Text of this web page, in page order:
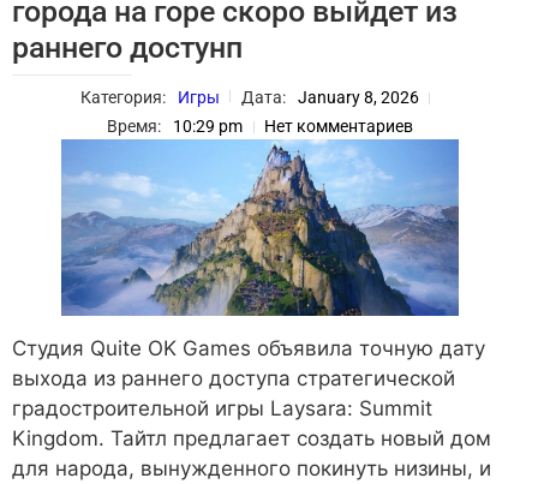
города на горе скоро выйдет из
раннего достунп
Категория: Игры Дата:
January 8, 2026
Время:
10:29 pm Нет комментариев
Студия Quite OK Games объявила точную дату
выхода из раннего доступа стратегической
градостроительной игры Laysara: Summit
Kingdom. Тайтл предлагает создать новый дом
для народа, вынужденного покинуть низины, и